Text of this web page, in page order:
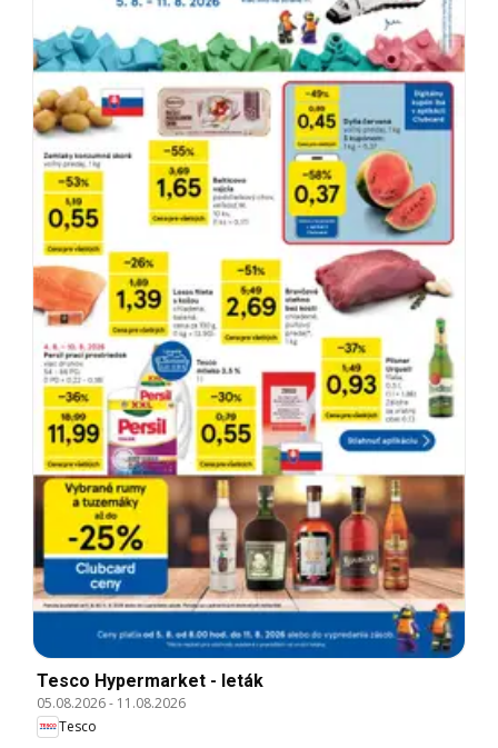
Tesco Hypermarket - leták
05.08.2026- 11.08.2026
Tesco